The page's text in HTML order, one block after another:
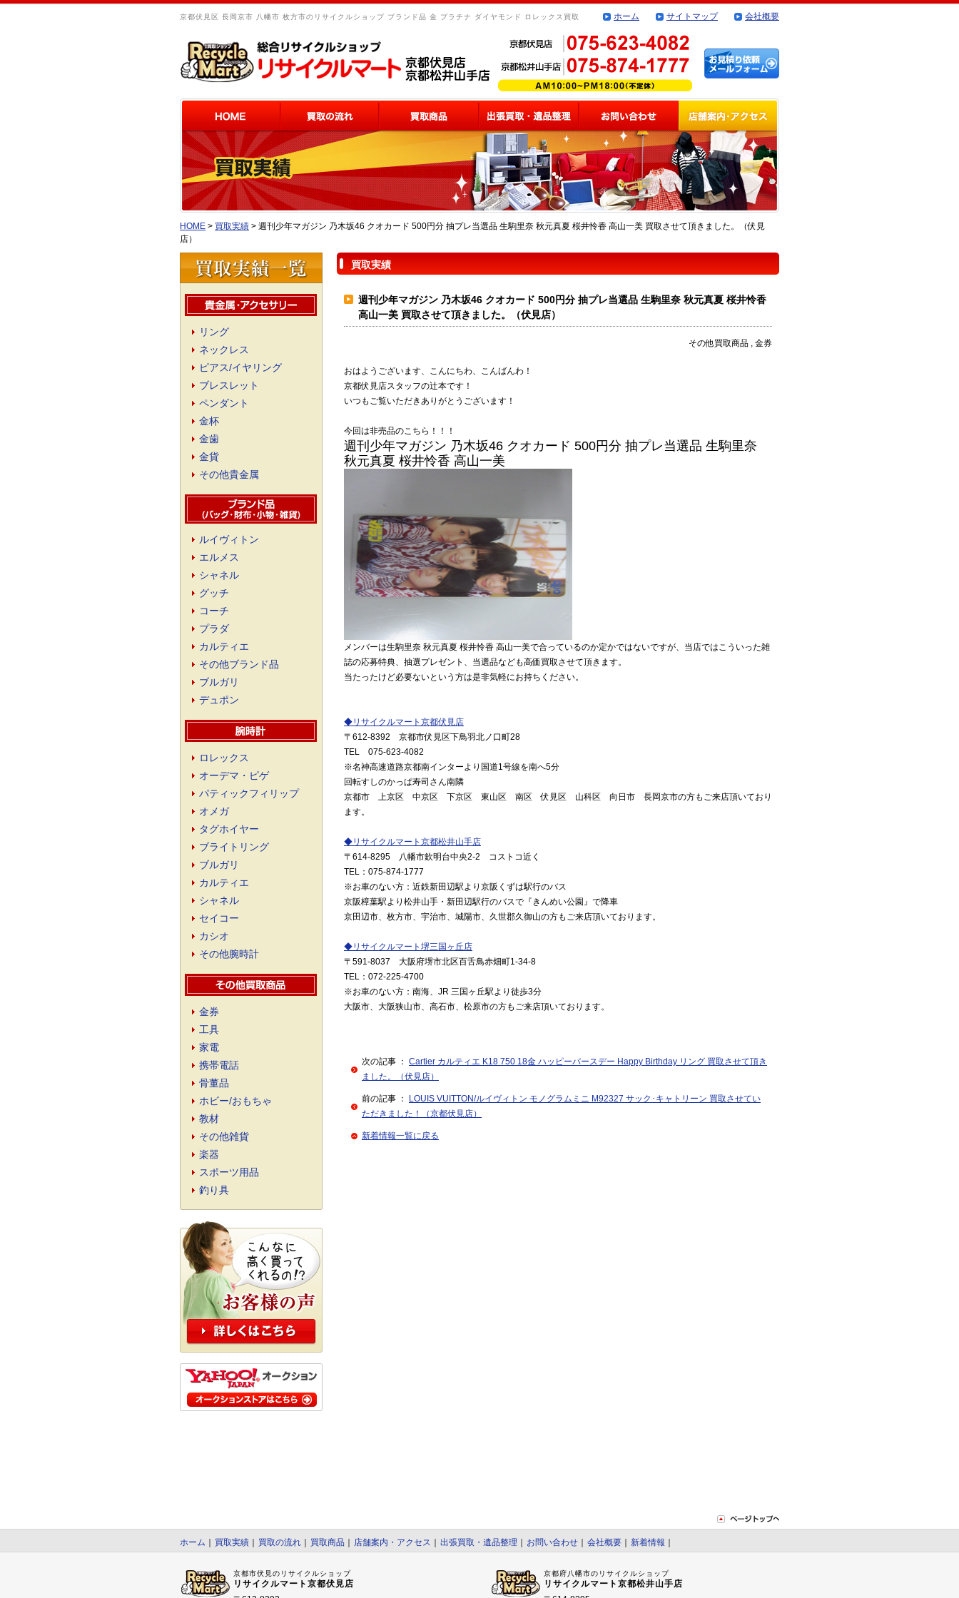
京都伏見区 長岡京市 八幡市 枚方市のリサイクルショップ ブランド品 金 プラチナ ダイヤモンド ロレックス買取 ホーム サイトマップ 会社概要
HOME > 買取実績 > 週刊少年マガジン 乃木坂46 クオカード 500円分 抽プレ当選品 生駒里奈 秋元真夏 桜井怜香 高山一美 買取させて頂きました。（伏見
店）
買取実績
週刊少年マガジン 乃木坂46 クオカード 500円分 抽プレ当選品 生駒里奈 秋元真夏 桜井怜香
高山一美 買取させて頂きました。（伏見店）
その他買取商品 , 金券
おはようございます、こんにちわ、 こんばんわ ！
京都伏見店スタッフの辻本です！
いつもご覧いただきありがとうございます！
今回は非売品のこちら！！！
週刊少年マガジン 乃木坂46 クオカード 500円分 抽プレ当選品 生駒里奈
秋元真夏 桜井怜香 高山一美
メンバーは生駒里奈 秋元真夏 桜井怜香 高山一美で合っているのか定かではないですが、当店ではこういった雑
誌の応募特典、抽選プレゼント、当選品なども高価買取させて頂きます。
当たったけど必要ないという方は是非気軽にお持ちください。
◆リサイクルマート京都伏見店
〒 612-8392 京都市伏見区下鳥羽北ノ口町28
TEL
075-623-4082
※名神高速道路京都南インターより国道1号線を南へ5分
回転すしのかっぱ寿司さん南隣
京都市 上京区 中京区 下京区 東山区 南区 伏見区 山科区 向日市 長岡京市の方もご来店頂いており
ます。
◆リサイクルマート京都松井山手店
〒 614-8295 八幡市欽明台中央2-2 コストコ近く
TEL ： 075-874-1777
※お車のない方：近鉄新田辺駅より京阪くずは駅行のバス
京阪樟葉駅より松井山手・新田辺駅行のバスで『きんめい公園』で降車
京田辺市、枚方市、宇治市、城陽市、久世郡久御山の方もご来店頂いております。
◆リサイクルマート堺三国ヶ丘店
〒591-8037 大阪府堺市北区百舌鳥赤畑町1-34-8
TEL ：072-225-4700
※お車のない方：南海、JR 三国ヶ丘駅より徒歩3分
大阪市、大阪狭山市、高石市、松原市の方もご来店頂いております。
次の記事 ： Cartier カルティエ K18 750 18金 ハッピーバースデー Happy Birthday リング 買取させて頂き
ました。（伏見店）
前の記事 ：
LOUIS VUITTON/ルイヴィトン モノグラムミニ M92327 サック･キャトリーン 買取させてい
ただきました！（京都伏見店）
新着情報一覧に戻る
リング
ネックレス
ピアス/イヤリング
ブレスレット
ペンダント
金杯
金歯
金貨
その他貴金属
ルイヴィトン
エルメス
シャネル
グッチ
コーチ
プラダ
カルティエ
その他ブランド品
ブルガリ
デュポン
ロレックス
オーデマ・ピゲ
パティックフィリップ
オメガ
タグホイヤー
ブライトリング
ブルガリ
カルティエ
シャネル
セイコー
カシオ
その他腕時計
金券
工具
家電
携帯電話
骨董品
ホビー/おもちゃ
教材
その他雑貨
楽器
スポーツ用品
釣り具
ホーム 買取実績 買取の流れ 買取商品 店舗案内・アクセス 出張買取・遺品整理 お問い合わせ 会社概要 新着情報
京都市伏見のリサイクルショップ
リサイクルマート京都伏見店
京都府八幡市のリサイクルショップ
リサイクルマート京都松井山手店